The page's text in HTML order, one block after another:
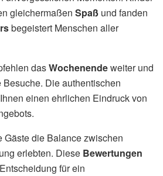
gleichermaßen Spaß und fanden
begeistert Menschen aller
dasWochenendeweiter und
Die authentischen
einen ehrlichen Eindruck von
Gäste die Balance zwischen
erlebten. Diese Bewertungen
für ein